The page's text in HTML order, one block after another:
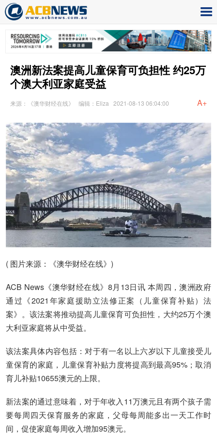
澳洲新法案提高儿童保育可负担性 约25万
个澳大利亚家庭受益
来源：《澳华财经在线》 编辑：Eliza 2021-08-13 06:04:00 A+
( 图片来源：《澳华财经在线》)
ACB News《澳华财经在线》8月13日讯 本周四，澳洲政府
通过《2021年家庭援助立法修正案（儿童保育补贴）法
案》。该法案将推动提高儿童保育可负担性，大约25万个澳
大利亚家庭将从中受益。
该法案具体内容包括：对于有一名以上六岁以下儿童接受儿
童保育的家庭，儿童保育补贴力度将提高到最高95%；取消
育儿补贴10655澳元的上限。
新法案的通过意味着，对于年收入11万澳元且有两个孩子需
要每周四天保育服务的家庭，父母每周能多出一天工作时
间，促使家庭每周收入增加95澳元。